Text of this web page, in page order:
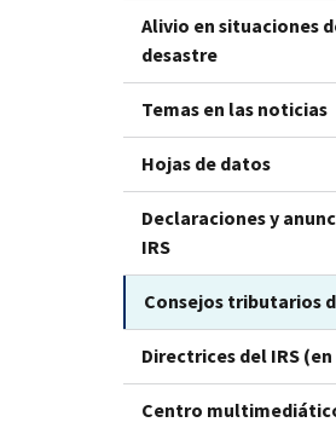
Alivio en situaciones
desastre
Temas en las noticias
Hojas de datos
Declaraciones y
IRS
Consejos tributarios
Directrices del IRS
Centro